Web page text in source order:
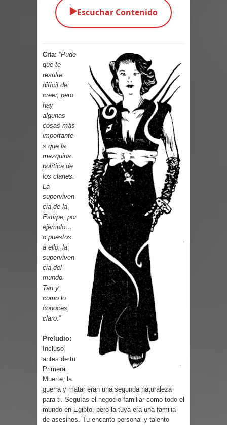
Parte 05: Los Horrores del Infierno
Parte 03: La Traición
Parte 02: Vuelve el Hijo Prodigo
Parte 01: El Comienzo
Parte 01: El Enemigo Interior
Exaltados y Muertos Vivientes
Los Muertos se Levantan (Relato)
Los Monstruos más Buscados
Parte 09: Los Muertos Cuentan
Cuentos
▶️Escuchar Contenido
Cita: “Pude
que te
resulte
difícil de
creer, pero
hay
algunas
cosas más
importante
s que la
mezquina
política de
los clanes.
La
superviven
cia de la
Estirpe, por
ejemplo…
o puestos
a ello, la
superviven
cia del
mundo.
Tan y
como lo
conoces,
claro.”
Preludio:
Incluso
antes de tu
Primera
Muerte, la
guerra y matar eran una segunda naturaleza
para ti. Seguías el negocio familiar como todo el
mundo en Egipto, pero la tuya era una familia
de asesinos. Tu encanto personal y talento